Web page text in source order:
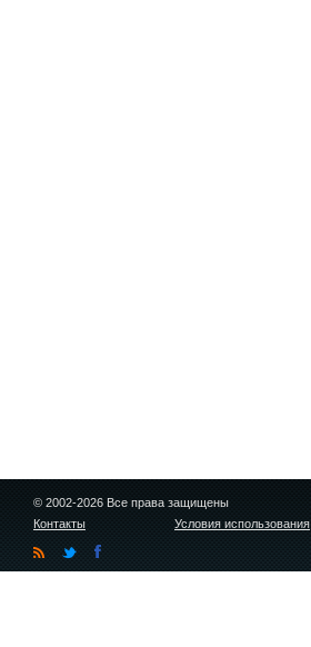
© 2002-2026 Все права защищены
Контакты
Условия использования